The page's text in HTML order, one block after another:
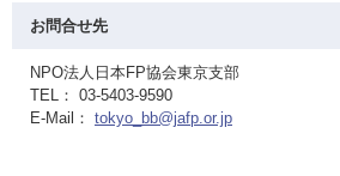
お問合せ先
NPO法人日本FP協会東京支部
TEL： 03-5403-9590
E-Mail： tokyo_bb@jafp.or.jp